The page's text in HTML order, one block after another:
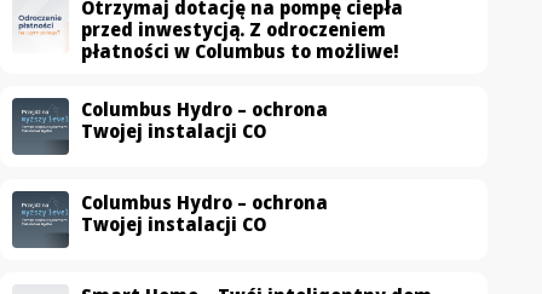
Otrzymaj dotację na pompę ciepła
przed inwestycją. Z odroczeniem
płatności w Columbus to możliwe!
Columbus Hydro – ochrona
Twojej instalacji CO
Columbus Hydro – ochrona
Twojej instalacji CO